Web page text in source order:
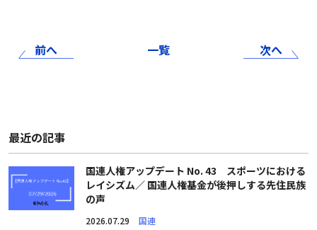
前へ 一覧 次へ
最近の記事
国連人権アップデート No. 43 スポーツにおける
レイシズム／ 国連人権基金が後押しする先住民族
の声
2026.07.29 国連